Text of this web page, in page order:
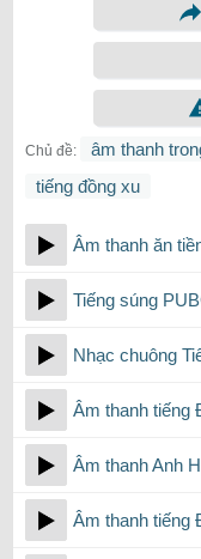
Chủ đề: âm thanh
tiếng đồng xu
Âm thanh ăn
Tiếng súng
Nhạc chuông
Âm thanh
Âm thanh Anh
Âm thanh tiếng